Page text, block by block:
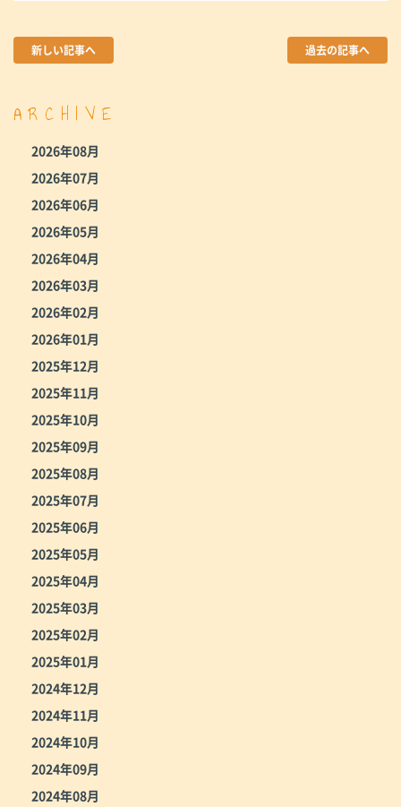
新しい記事へ 過去の記事へ
ARCHIVE
2026年08月
2026年07月
2026年06月
2026年05月
2026年04月
2026年03月
2026年02月
2026年01月
2025年12月
2025年11月
2025年10月
2025年09月
2025年08月
2025年07月
2025年06月
2025年05月
2025年04月
2025年03月
2025年02月
2025年01月
2024年12月
2024年11月
2024年10月
2024年09月
2024年08月